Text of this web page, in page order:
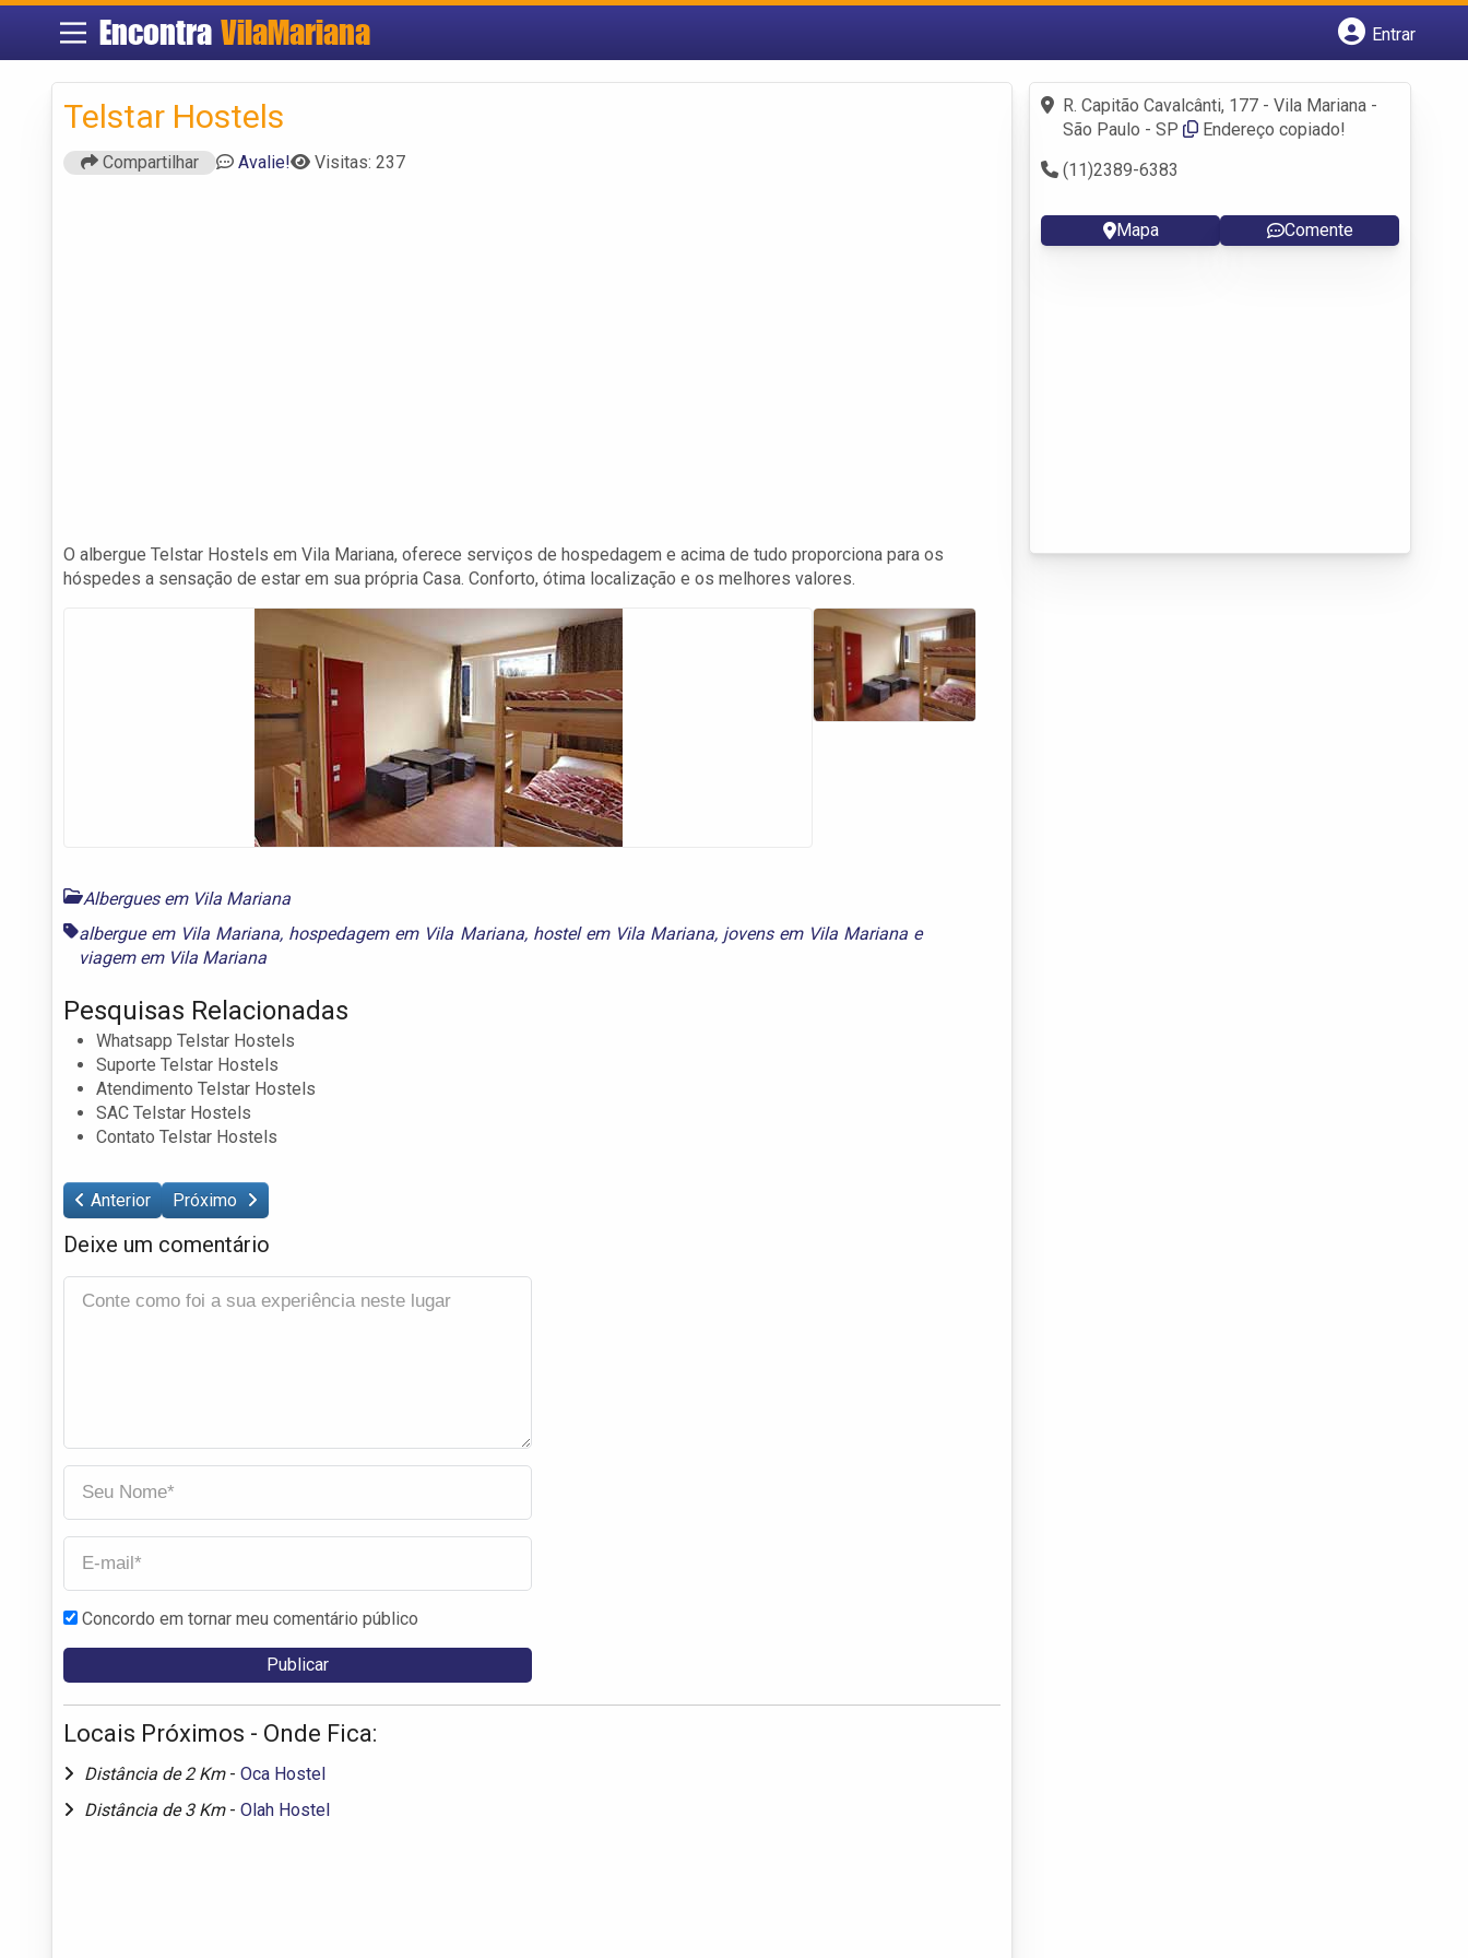
Encontra VilaMariana
Entrar
Fazer login
Criar conta
Telstar Hostels
Compartilhar Avalie! Visitas: 237
O albergue Telstar Hostels em Vila Mariana, oferece serviços de hospedagem e acima de tudo proporciona para os
hóspedes a sensação de estar em sua própria Casa. Conforto, ótima localização e os melhores valores.
Albergues em Vila Mariana
albergue em Vila Mariana, hospedagem em Vila Mariana, hostel em Vila Mariana, jovens em Vila Mariana e
viagem em Vila Mariana
Pesquisas Relacionadas
Whatsapp Telstar Hostels
Suporte Telstar Hostels
Atendimento Telstar Hostels
SAC Telstar Hostels
Contato Telstar Hostels
Anterior Próximo
Deixe um comentário
Concordo em tornar meu comentário público
Locais Próximos - Onde Fica:
Distância de 2 Km - Oca Hostel
Distância de 3 Km - Olah Hostel
R. Capitão Cavalcânti, 177 - Vila Mariana -
São Paulo - SP
Endereço copiado!
(11)2389-6383
Mapa Comente